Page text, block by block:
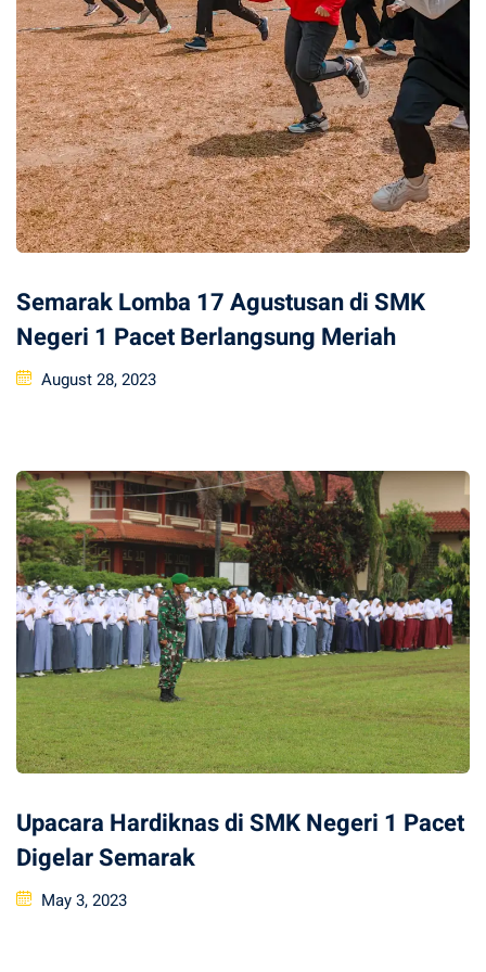
Semarak Lomba 17 Agustusan di SMK
Negeri 1 Pacet Berlangsung Meriah
Posted
August 28, 2023
Upacara Hardiknas di SMK Negeri 1 Pacet
Digelar Semarak
Posted
May 3, 2023